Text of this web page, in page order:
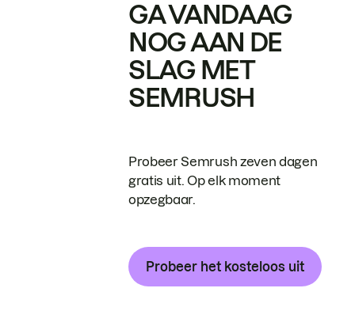
GA VANDAAG
NOG AAN DE
SLAG MET
SEMRUSH
Probeer Semrush zeven dagen
gratis uit. Op elk moment
opzegbaar.
Probeer het kosteloos uit